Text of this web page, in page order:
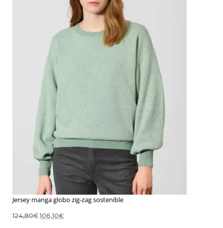
Jersey manga globo zig-zag sostenible
124,80€El
precio
106,10€El
precio